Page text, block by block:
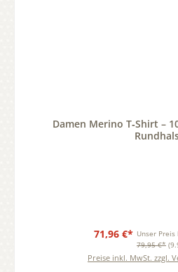
Damen Merino T‑Shirt –
71,96 €* Unser Preis
79,95 €*
Preise inkl. MwSt. zzgl.